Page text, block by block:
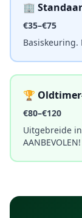
🏢
€35–€75
🏆
€80–€120
Uitgebreide
AANBEVOLEN!